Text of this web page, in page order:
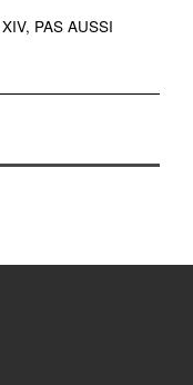
PAS AUSSI